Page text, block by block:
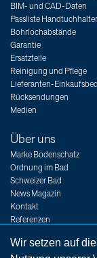
BIM- und CAD-Daten
Passliste
Bohrlochabstände
Garantie
Ersatzteile
Reinigung und Pflege
Lieferanten-
Rücksendungen
Medien
Über uns
Marke Bodenschatz
Ordnung im Bad
Schweizer Bad
News Magazin
Kontakt
Referenzen
Jobs
Wir setzen auf